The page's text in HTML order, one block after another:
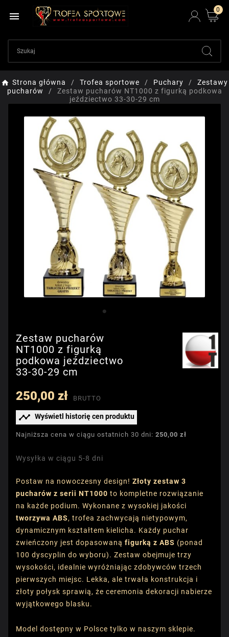

0
Strona główna Trofea sportowe Puchary
Zestawy
pucharów
Zestaw pucharów NT1000 z figurką podkowa
jeździectwo 33-30-29 cm
Zestaw pucharów
NT1000 z figurką
podkowa jeździectwo
33-30-29 cm
250,00 zł BRUTTO
 Wyświetl historię cen produktu
Najniższa cena w ciągu ostatnich 30 dni: 250,00 zł
Wysyłka w ciągu 5-8 dni
Postaw na nowoczesny design! Złoty zestaw 3
pucharów z serii NT1000 to kompletne rozwiązanie
na każde podium. Wykonane z wysokiej jakości
tworzywa ABS, trofea zachwycają nietypowym,
dynamicznym kształtem kielicha. Każdy puchar
zwieńczony jest dopasowaną figurką z ABS (ponad
100 dyscyplin do wyboru). Zestaw obejmuje trzy
wysokości, idealnie wyróżniając zdobywców trzech
pierwszych miejsc. Lekka, ale trwała konstrukcja i
złoty połysk sprawią, że ceremonia dekoracji nabierze
wyjątkowego blasku.
Model dostępny w Polsce tylko w naszym sklepie.